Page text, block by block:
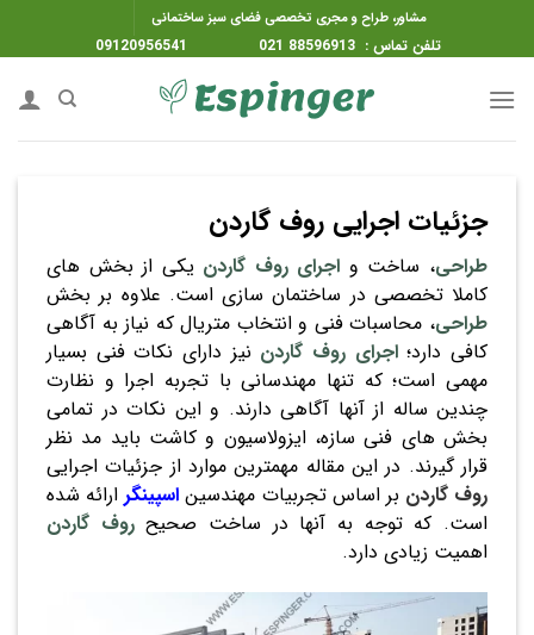
مشاور، طراح و مجری تخصصی فضای سبز ساختمانی
تلفن تماس : 88596913 021 09120956541
جزئیات اجرایی روف گاردن
طراحی، ساخت و اجرای روف گاردن یکی از بخش های
کاملا تخصصی در ساختمان سازی است. علاوه بر بخش
طراحی، محاسبات فنی و انتخاب متریال که نیاز به آگاهی
کافی دارد؛اجرای روف گاردن نیز دارای نکات فنی بسیار
مهمی است؛ که تنها مهندسانی با تجربه اجرا و نظارت
چندین ساله از آنها آگاهی دارند. و این نکات در تمامی
بخش های فنی سازه، ایزولاسیون و کاشت باید مد نظر
قرار گیرند. در این مقاله مهمترین موارد از جزئیات اجرایی
روف گاردن بر اساس تجربیات مهندسین اسپینگرارائه شده
است. که توجه به آنها در ساخت صحیحروف گاردن
اهمیت زیادی دارد.